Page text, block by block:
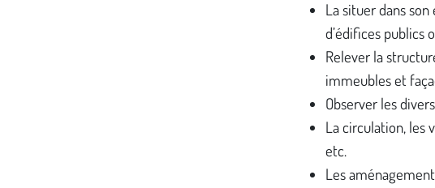
La situer dans
d’édifices publics
Relever la
immeubles et
Observer les
La circulation, les
etc.
Les